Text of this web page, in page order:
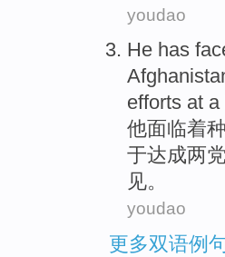
youdao
He has
efforts at a
他面临着
于达成两党
见。
youdao
更多双语例